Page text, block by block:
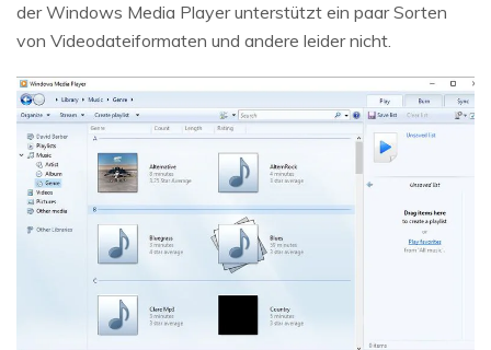
der Windows Media Player unterstützt ein paar Sorten
von Videodateiformaten und andere leider nicht.